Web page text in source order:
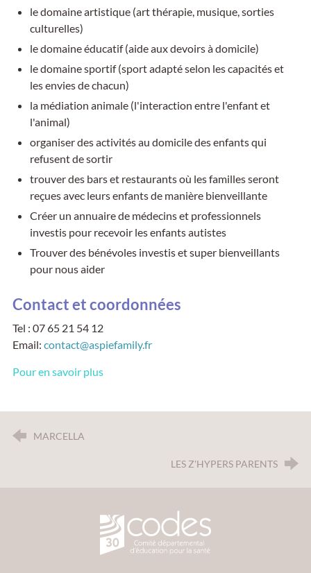
le domaine artistique (art thérapie, musique, sorties
culturelles)
le domaine éducatif (aide aux devoirs à domicile)
le domaine sportif (sport adapté selon les capacités et
les envies de chacun)
la médiation animale (l'interaction entre l'enfant et
l'animal)
organiser des activités au domicile des enfants qui
refusent de sortir
trouver des bars et restaurants où les familles seront
reçues avec leurs enfants de manière bienveillante
Créer un annuaire de médecins et professionnels
investis pour recevoir les enfants autistes
Trouver des bénévoles investis et super bienveillants
pour nous aider
Contact et coordonnées
Tel : 07 65 21 54 12
Email: contact@aspiefamily.fr
Pour en savoir plus
MARCELLA
LES Z'HYPERS PARENTS
CODES 30 - Comité